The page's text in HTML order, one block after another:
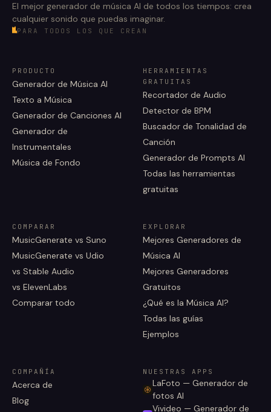
El mejor generador de música AI de todos los tiempos: crea
cualquier sonido que puedas imaginar.
PARA TODOS LOS QUE CREAN
PRODUCTO
Generador de Música AI
Texto a Música
Generador de Canciones AI
Generador de
Instrumentales
Música de Fondo
HERRAMIENTAS
GRATUITAS
Recortador de Audio
Detector de BPM
Buscador de Tonalidad de
Canción
Generador de Prompts AI
Todas las herramientas
gratuitas
COMPARAR
MusicGenerate vs Suno
MusicGenerate vs Udio
vs Stable Audio
vs ElevenLabs
Comparar todo
EXPLORAR
Mejores Generadores de
Música AI
Mejores Generadores
Gratuitos
¿Qué es la Música AI?
Todas las guías
Ejemplos
COMPAÑÍA
Acerca de
Blog
NUESTRAS APPS
LaFoto — Generador de
fotos AI
Vivideo — Generador de